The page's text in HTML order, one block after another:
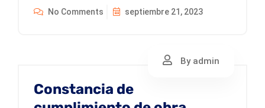
No Comments septiembre 21, 2023
By admin
Constancia de